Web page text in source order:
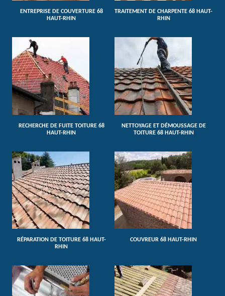
ENTREPRISE DE COUVERTURE 68
HAUT-RHIN
TRAITEMENT DE CHARPENTE 68 HAUT-
RHIN
RECHERCHE DE FUITE TOITURE 68
HAUT-RHIN
NETTOYAGE ET DÉMOUSSAGE DE
TOITURE 68 HAUT-RHIN
RÉPARATION DE TOITURE 68 HAUT-
RHIN
COUVREUR 68 HAUT-RHIN